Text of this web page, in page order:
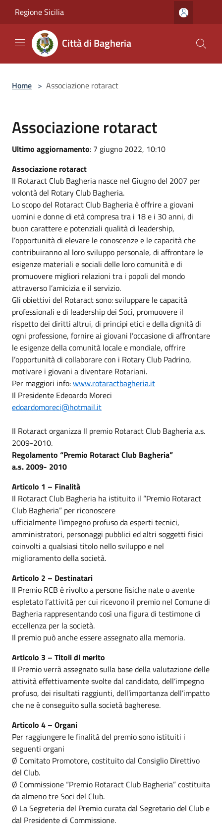
Regione Sicilia
Città di Bagheria
Home > Associazione rotaract
Associazione rotaract
Ultimo aggiornamento: 7 giugno 2022, 10:10
Associazione rotaract
Il Rotaract Club Bagheria nasce nel Giugno del 2007 per
volontà del Rotary Club Bagheria.
Lo scopo del Rotaract Club Bagheria è offrire a giovani
uomini e donne di età compresa tra i 18 e i 30 anni, di
buon carattere e potenziali qualità di leadership,
l’opportunità di elevare le conoscenze e le capacità che
contribuiranno al loro sviluppo personale, di affrontare le
esigenze materiali e sociali delle loro comunità e di
promuovere migliori relazioni tra i popoli del mondo
attraverso l’amicizia e il servizio.
Gli obiettivi del Rotaract sono: sviluppare le capacità
professionali e di leadership dei Soci, promuovere il
rispetto dei diritti altrui, di principi etici e della dignità di
ogni professione, fornire ai giovani l’occasione di affrontare
le esigenze della comunità locale e mondiale, offrire
l’opportunità di collaborare con i Rotary Club Padrino,
motivare i giovani a diventare Rotariani.
Per maggiori info:www.rotaractbagheria.it
Il Presidente Edeoardo Moreci
edoardomoreci@hotmail.it
Il Rotaract organizza Il premio Rotaract Club Bagheria a.s.
2009-2010.
Regolamento “Premio Rotaract Club Bagheria”
a.s. 2009- 2010
Articolo 1 – Finalità
Il Rotaract Club Bagheria ha istituito il “Premio Rotaract
Club Bagheria” per riconoscere
ufficialmente l’impegno profuso da esperti tecnici,
amministratori, personaggi pubblici ed altri soggetti fisici
coinvolti a qualsiasi titolo nello sviluppo e nel
miglioramento della società.
Articolo 2 – Destinatari
Il Premio RCB è rivolto a persone fisiche nate o avente
espletato l’attività per cui ricevono il premio nel Comune di
Bagheria rappresentando così una figura di testimone di
eccellenza per la società.
Il premio può anche essere assegnato alla memoria.
Articolo 3 – Titoli di merito
Il Premio verrà assegnato sulla base della valutazione delle
attività effettivamente svolte dal candidato, dell’impegno
profuso, dei risultati raggiunti, dell’importanza dell’impatto
che ne è conseguito sulla società bagherese.
Articolo 4 – Organi
Per raggiungere le finalità del premio sono istituiti i
seguenti organi
Ø Comitato Promotore, costituito dal Consiglio Direttivo
del Club.
Ø Commissione “Premio Rotaract Club Bagheria” costituita
da almeno tre Soci del Club.
Ø La Segreteria del Premio curata dal Segretario del Club e
dal Presidente di Commissione.